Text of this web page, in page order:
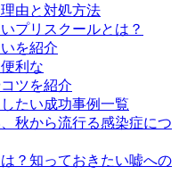
由と対処方法
プリスクールとは？
を紹介
利な
ツを紹介
たい成功事例一覧
秋から流行る感染症につ
？知っておきたい嘘への